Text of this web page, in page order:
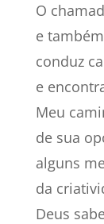
O
e
conduz
e
Meu
de sua
alguns
da
Deus